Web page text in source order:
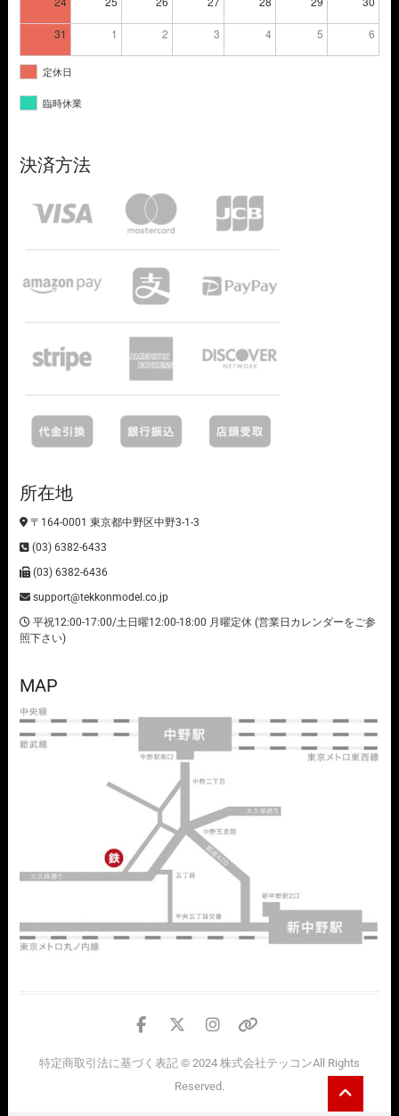
31 1 2 3 4 5 6
定休日
臨時休業
決済方法
所在地
〒164-0001 東京都中野区中野3-1-3
(03) 6382-6433
(03) 6382-6436
support@tekkonmodel.co.jp
平祝12:00-17:00/土日曜12:00-18:00 月曜定休 (営業日カレンダーをご参
照下さい)
MAP
facebook
twitter
instagram
情
特定商取引法に基づく表記© 2024 株式会社テッコンAll Rights
Reserved.
to